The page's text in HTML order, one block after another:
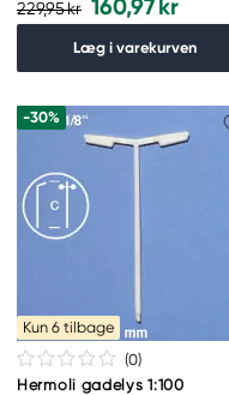
229,95 kr 160,97 kr
Læg i varekurven
-30%
Kun 6 tilbage
(0)
Hermoli gadelys 1:100